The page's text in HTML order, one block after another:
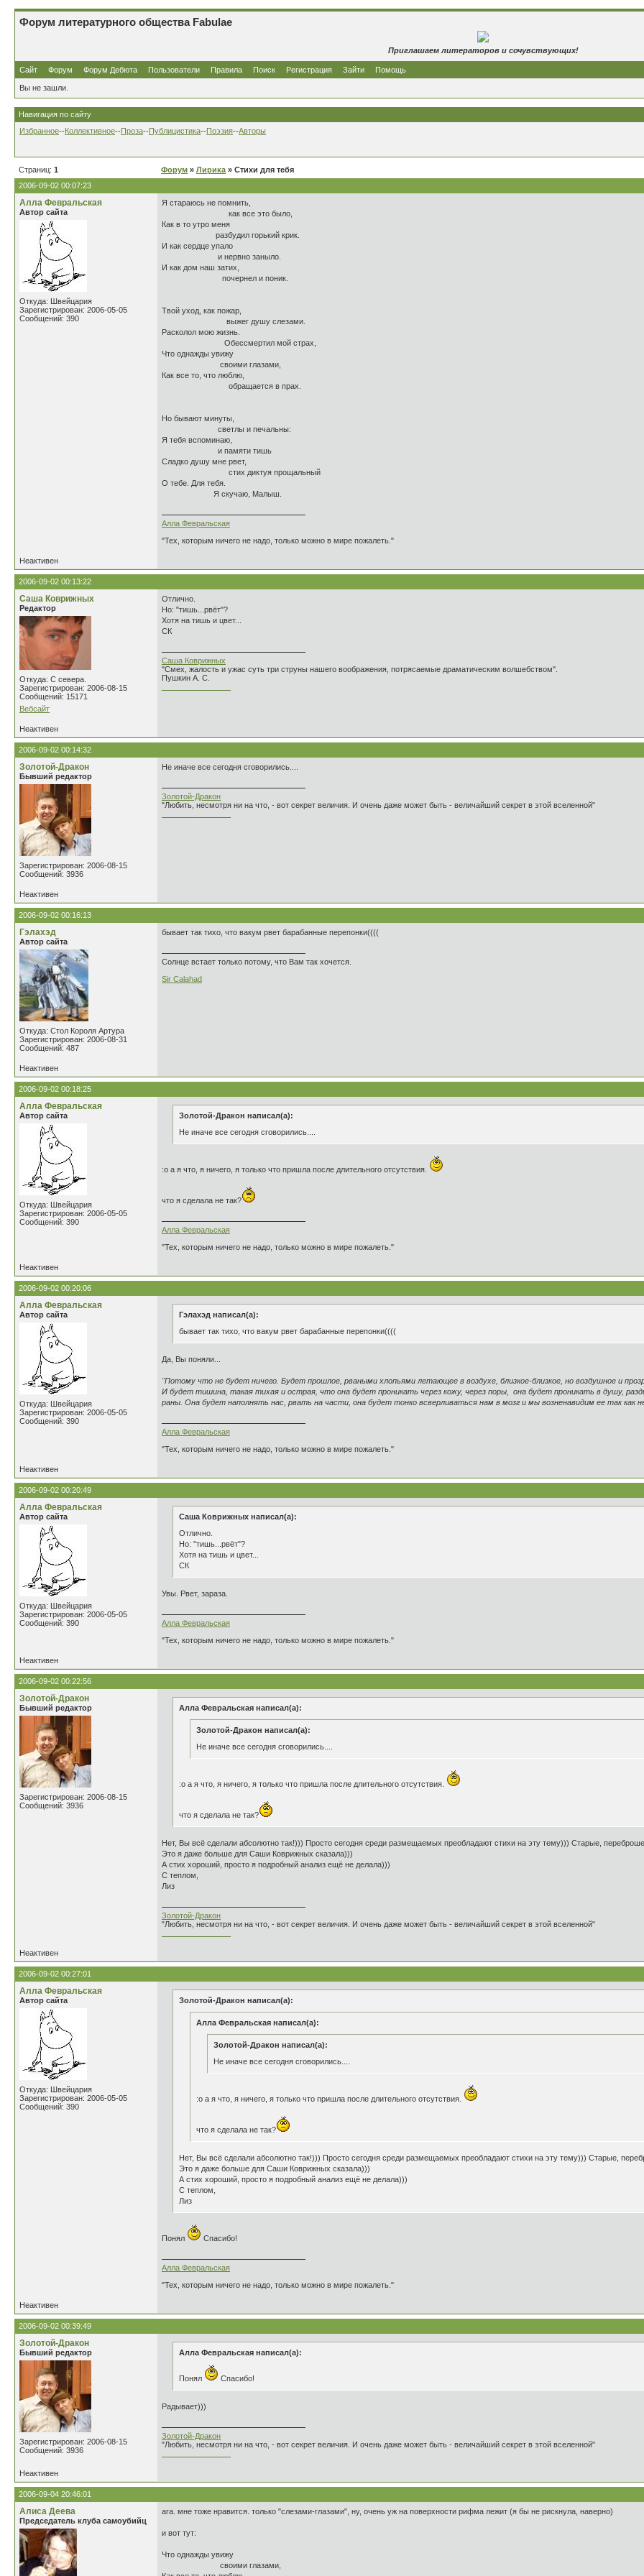
Форум литературного общества Fabulae
Приглашаем литераторов и сочувствующих!
Сайт Форум Форум Дебюта Пользователи Правила Поиск Регистрация Зайти Помощь
Вы не зашли.
Навигация по сайту
Избранное--Коллективное--Проза--Публицистика--Поэзия--Авторы
Страниц: 1 Форум » Лирика » Стихи для тебя
2006-09-02 00:07:23
Алла Февральская
Автор сайта
Откуда: Швейцария
Зарегистрирован: 2006-05-05
Сообщений: 390
Я стараюсь не помнить,
как все это было,
Как в то утро меня
разбудил горький крик.
И как сердце упало
и нервно заныло.
И как дом наш затих,
почернел и поник.
Твой уход, как пожар,
выжег душу слезами.
Расколол мою жизнь.
Обессмертил мой страх,
Что однажды увижу
своими глазами,
Как все то, что люблю,
обращается в прах.
Но бывают минуты,
светлы и печальны:
Я тебя вспоминаю,
и памяти тишь
Сладко душу мне рвет,
стих диктуя прощальный
О тебе. Для тебя.
Я скучаю, Малыш.
Алла Февральская
"Тех, которым ничего не надо, только можно в мире пожалеть."
Неактивен
2006-09-02 00:13:22
Саша Коврижных
Редактор
Откуда: С севера.
Зарегистрирован: 2006-08-15
Сообщений: 15171
Вебсайт
Отлично.
Но: "тишь...рвёт"?
Хотя на тишь и цвет...
СК
Саша Коврижных
"Смех, жалость и ужас суть три струны нашего воображения, потрясаемые драматическим волшебством".
Пушкин А. С.
Неактивен
2006-09-02 00:14:32
Золотой-Дракон
Бывший редактор
Зарегистрирован: 2006-08-15
Сообщений: 3936
Не иначе все сегодня сговорились....
Золотой-Дракон
"Любить, несмотря ни на что, - вот секрет величия. И очень даже может быть - величайший секрет в этой вселенной"
Неактивен
2006-09-02 00:16:13
Гэлахэд
Автор сайта
Откуда: Стол Короля Артура
Зарегистрирован: 2006-08-31
Сообщений: 487
бывает так тихо, что вакум рвет барабанные перепонки((((
Солнце встает только потому, что Вам так хочется.
Sir Calahad
Неактивен
2006-09-02 00:18:25
Алла Февральская
Автор сайта
Откуда: Швейцария
Зарегистрирован: 2006-05-05
Сообщений: 390
Золотой-Дракон написал(а):
Не иначе все сегодня сговорились....
:o а я что, я ничего, я только что пришла после длительного отсутствия.
что я сделала не так?
Алла Февральская
"Тех, которым ничего не надо, только можно в мире пожалеть."
Неактивен
2006-09-02 00:20:06
Алла Февральская
Автор сайта
Откуда: Швейцария
Зарегистрирован: 2006-05-05
Сообщений: 390
Гэлахэд написал(а):
бывает так тихо, что вакум рвет барабанные перепонки((((
Да, Вы поняли...
"Потому что не будет ничего. Будет прошлое, рваными хлопьями летающее в воздухе, близкое-близкое, но воздушное и
И будет тишина, такая тихая и острая, что она будет проникать через кожу, через поры, она будет проникать в душу,
раны. Она будет наполнять нас, рвать на части, она будет тонко всверливаться нам в мозг и мы возненавидим ее так как
Алла Февральская
"Тех, которым ничего не надо, только можно в мире пожалеть."
Неактивен
2006-09-02 00:20:49
Алла Февральская
Автор сайта
Откуда: Швейцария
Зарегистрирован: 2006-05-05
Сообщений: 390
Саша Коврижных написал(а):
Отлично.
Но: "тишь...рвёт"?
Хотя на тишь и цвет...
СК
Увы. Рвет, зараза.
Алла Февральская
"Тех, которым ничего не надо, только можно в мире пожалеть."
Неактивен
2006-09-02 00:22:56
Золотой-Дракон
Бывший редактор
Зарегистрирован: 2006-08-15
Сообщений: 3936
Алла Февральская написал(а):
Золотой-Дракон написал(а):
Не иначе все сегодня сговорились....
:o а я что, я ничего, я только что пришла после длительного отсутствия.
что я сделала не так?
Нет, Вы всё сделали абсолютно так!))) Просто сегодня среди размещаемых преобладают стихи на эту тему))) Старые,
Это я даже больше для Саши Коврижных сказала)))
А стих хороший, просто я подробный анализ ещё не делала)))
С теплом,
Лиз
Золотой-Дракон
"Любить, несмотря ни на что, - вот секрет величия. И очень даже может быть - величайший секрет в этой вселенной"
Неактивен
2006-09-02 00:27:01
Алла Февральская
Автор сайта
Откуда: Швейцария
Зарегистрирован: 2006-05-05
Сообщений: 390
Золотой-Дракон написал(а):
Алла Февральская написал(а):
Золотой-Дракон написал(а):
Не иначе все сегодня сговорились....
:o а я что, я ничего, я только что пришла после длительного отсутствия.
что я сделала не так?
Нет, Вы всё сделали абсолютно так!))) Просто сегодня среди размещаемых преобладают стихи на эту тему))) Старые,
Это я даже больше для Саши Коврижных сказала)))
А стих хороший, просто я подробный анализ ещё не делала)))
С теплом,
Лиз
Понял Спасибо!
Алла Февральская
"Тех, которым ничего не надо, только можно в мире пожалеть."
Неактивен
2006-09-02 00:39:49
Золотой-Дракон
Бывший редактор
Зарегистрирован: 2006-08-15
Сообщений: 3936
Алла Февральская написал(а):
Понял Спасибо!
Радывает)))
Золотой-Дракон
"Любить, несмотря ни на что, - вот секрет величия. И очень даже может быть - величайший секрет в этой вселенной"
Неактивен
2006-09-04 20:46:01
Алиса Деева
Председатель клуба самоубийц
ага. мне тоже нравится. только "слезами-глазами", ну, очень уж на поверхности рифма лежит (я бы не рискнула, наверно)
и вот тут:
Что однажды увижу
своими глазами,